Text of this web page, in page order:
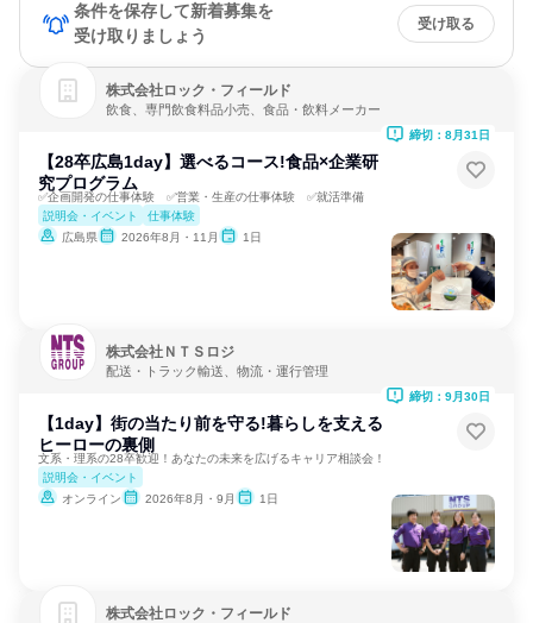
条件を保存して新着募集を
受け取りましょう
受け取る
株式会社ロック・フィールド
飲食、専門飲食料品小売、食品・飲料メーカー
【28卒広島1day】選べるコース!食品×企業研
究プログラム
✅企画開発の仕事体験 ✅営業・生産の仕事体験 ✅就活準備
説明会・イベント
仕事体験
広島県
2026年8月・11月 1日
締切：8月31日
株式会社ＮＴＳロジ
配送・トラック輸送、物流・運行管理
【1day】街の当たり前を守る!暮らしを支える
ヒーローの裏側
文系・理系の28卒歓迎！あなたの未来を広げるキャリア相談会！
説明会・イベント
オンライン
2026年8月・9月 1日
締切：9月30日
株式会社ロック・フィールド